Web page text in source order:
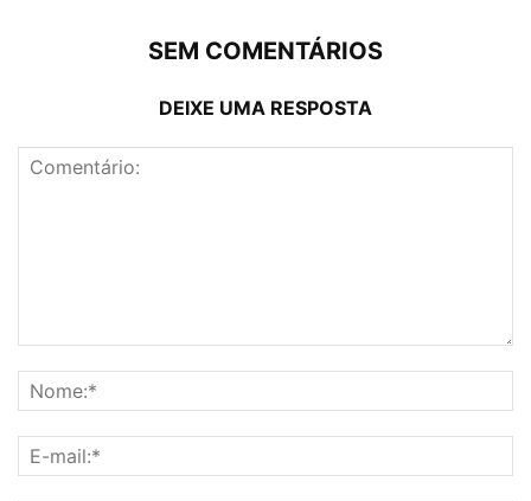
SEM COMENTÁRIOS
DEIXE UMA RESPOSTA